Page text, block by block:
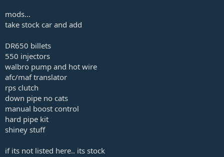
mods...
take stock car and add
DR650 billets
550 injectors
walbro pump and hot wire
afc/maf translator
rps clutch
down pipe no cats
manual boost control
hard pipe kit
shiney stuff
if its not listed here.. its stock